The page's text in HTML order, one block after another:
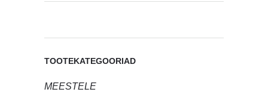
TOOTEKATEGOORIAD
MEESTELE